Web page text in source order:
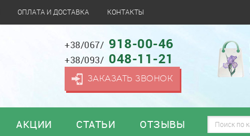
ОПЛАТА И ДОСТАВКА КОНТАКТЫ
+38/067/ 918-00-46
+38/093/ 048-11-21
ЗАКАЗАТЬ ЗВОНОК
АКЦИИ СТАТЬИ ОТЗЫВЫ